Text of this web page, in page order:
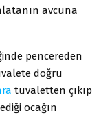
avcuna
pencereden
doğru
tuvaletten çıkıp
ocağın